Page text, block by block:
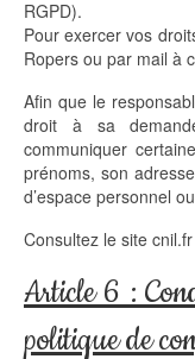
RGPD).
Pour exercer vos
Ropers ou par mail à
Afin que le
droit à sa
communiquer
prénoms, son
d’espace personnel
Consultez le site
Article 6 :
politique de